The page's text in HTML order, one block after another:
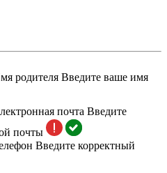
родителя Введите ваше имя
почта Введите
почты
Введите корректный